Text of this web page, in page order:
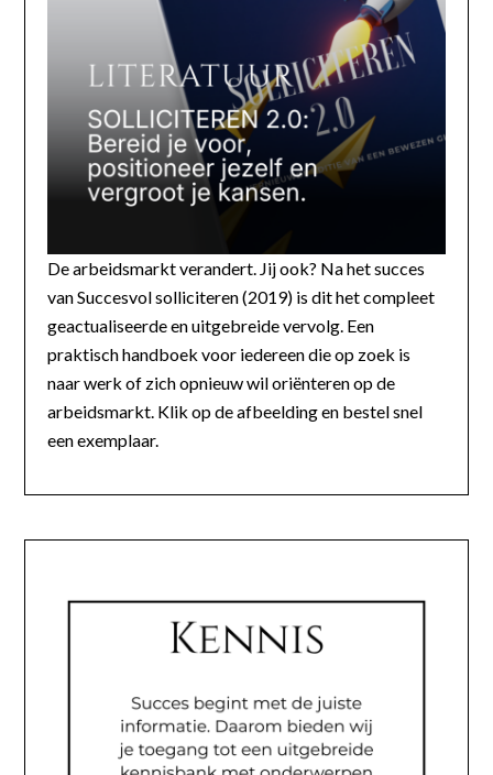
De arbeidsmarkt verandert. Jij ook? Na het succes
van Succesvol solliciteren (2019) is dit het compleet
geactualiseerde en uitgebreide vervolg. Een
praktisch handboek voor iedereen die op zoek is
naar werk of zich opnieuw wil oriënteren op de
arbeidsmarkt. Klik op de afbeelding en bestel snel
een exemplaar.